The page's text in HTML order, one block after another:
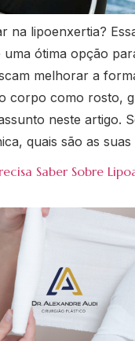
na lipoenxertia?
ótima opção
melhorar a
corpo como rosto,
neste artigo.
quais são as
Saber Sobre